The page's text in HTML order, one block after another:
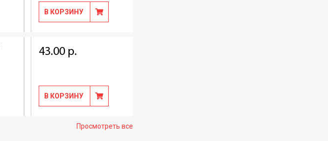
В КОРЗИНУ
43.00 р.
В КОРЗИНУ
Просмотреть все